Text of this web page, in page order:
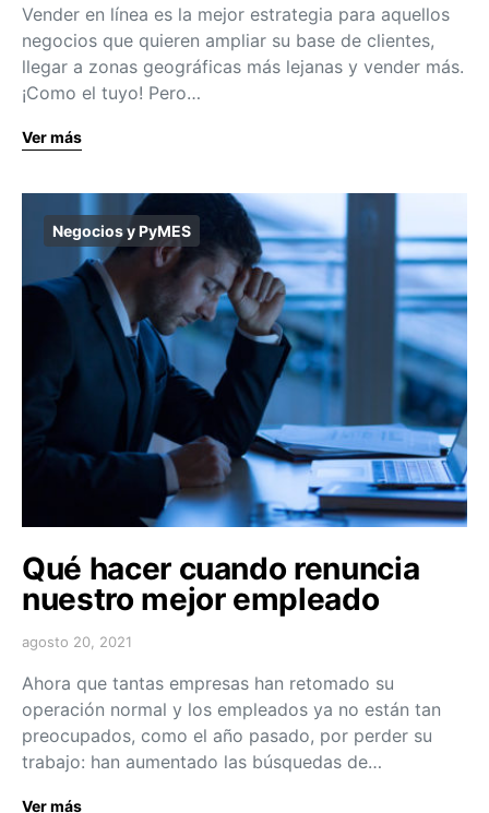
Vender en línea es la mejor estrategia para aquellos
negocios que quieren ampliar su base de clientes,
llegar a zonas geográficas más lejanas y vender más.
¡Como el tuyo! Pero…
Ver más
Negocios y PyMES
Qué hacer cuando renuncia
nuestro mejor empleado
agosto 20, 2021
Ahora que tantas empresas han retomado su
operación normal y los empleados ya no están tan
preocupados, como el año pasado, por perder su
trabajo: han aumentado las búsquedas de…
Ver más